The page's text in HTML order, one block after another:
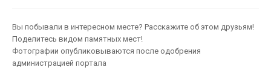
Вы побывали в интересном месте? Расскажите об этом друзьям!
Поделитесь видом памятных мест!
Фотографии опубликовываются после одобрения
администрацией портала